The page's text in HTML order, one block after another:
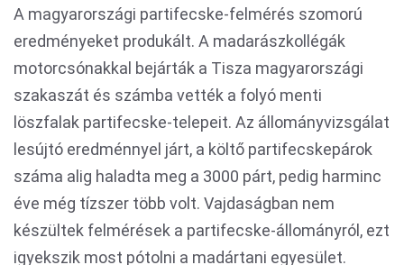
A magyarországi partifecske-felmérés szomorú
eredményeket produkált. A madarászkollégák
motorcsónakkal bejárták a Tisza magyarországi
szakaszát és számba vették a folyó menti
löszfalak partifecske-telepeit. Az állományvizsgálat
lesújtó eredménnyel járt, a költő partifecskepárok
száma alig haladta meg a 3000 párt, pedig harminc
éve még tízszer több volt. Vajdaságban nem
készültek felmérések a partifecske-állományról, ezt
igyekszik most pótolni a madártani egyesület.